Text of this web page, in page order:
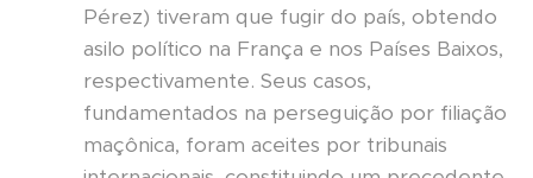
Pérez) tiveram que fugir do país, obtendo
asilo político na França e nos Países Baixos,
respectivamente. Seus casos,
fundamentados na perseguição por filiação
maçônica, foram aceites por tribunais